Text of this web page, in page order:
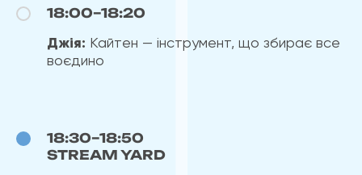
18:00–18:20
Джія: Кайтен — інструмент, що збирає все
воєдино
18:30–18:50
STREAM YARD